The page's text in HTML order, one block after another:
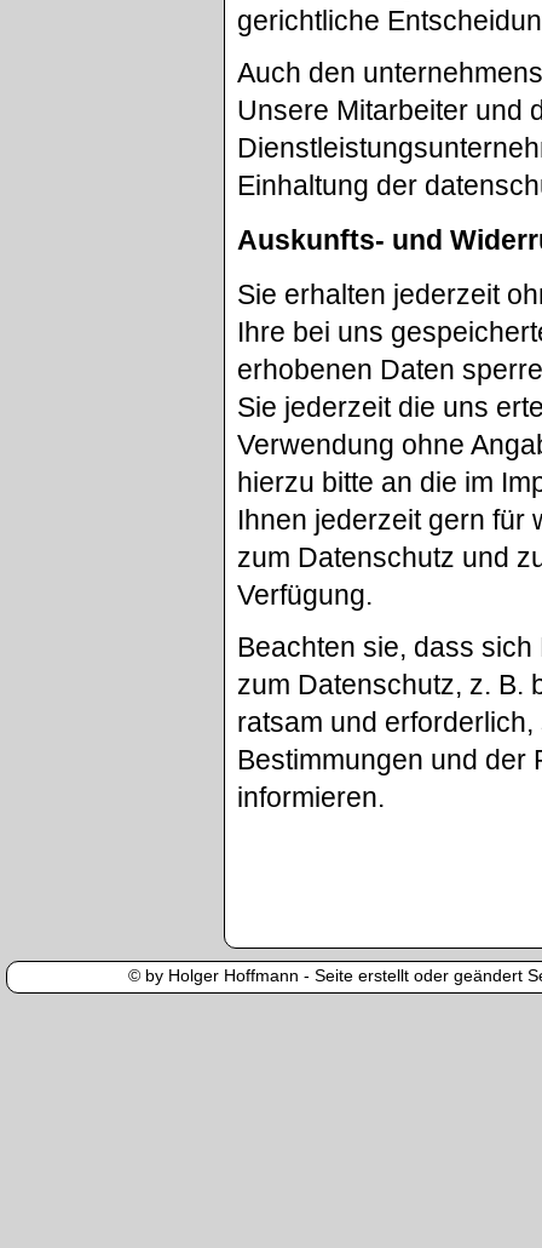
gerichtliche
Auch den
Unsere Mitarbeiter und
Einhaltung der
Auskunfts- und
Sie erhalten jederzeit
Ihre bei uns
erhobenen Daten
Sie jederzeit die uns
Verwendung ohne
hierzu bitte an die im
Ihnen jederzeit gern für
zum Datenschutz und
Verfügung.
Beachten sie, dass
zum Datenschutz, z. B.
ratsam und
Bestimmungen und der
informieren.
© by Holger Hoffmann - Seite erstellt oder geändert